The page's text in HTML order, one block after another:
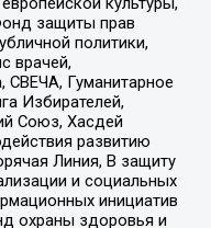
защиты прав
политики,
врачей,
Гуманитарное
Избирателей,
Союз, Хасдей
развитию
Линия, В защиту
и социальных
инициатив
охраны здоровья и